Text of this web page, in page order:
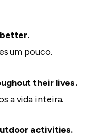
um pouco.
their lives.
a vida inteira.
activities.